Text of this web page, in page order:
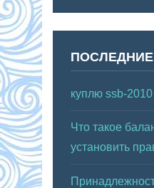
куплю ssb-2010
Что такое
установить